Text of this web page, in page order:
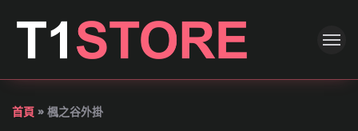
首頁 » 楓之谷外掛